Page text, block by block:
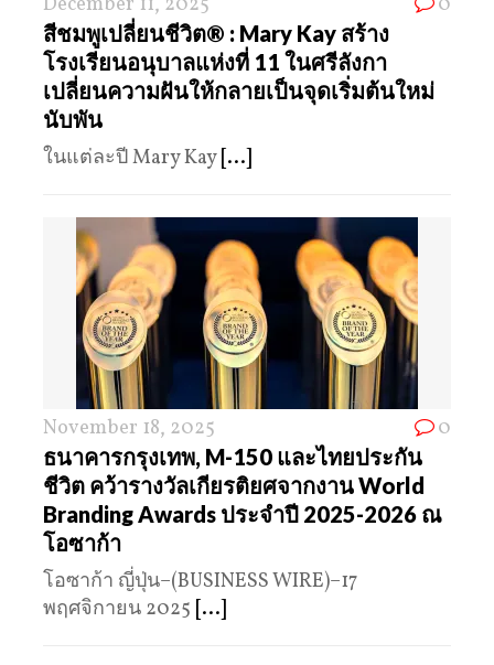
สีชมพูเปลี่ยนชีวิต® : Mary Kay สร้าง
โรงเรียนอนุบาลแห่งที่ 11 ในศรีลังกา
เปลี่ยนความฝันให้กลายเป็นจุดเริ่มต้นใหม่
นับพัน
ในแต่ละปี Mary Kay [...]
November 18, 2025 0
ธนาคารกรุงเทพ, M-150 และไทยประกัน
ชีวิต คว้ารางวัลเกียรติยศจากงาน World
Branding Awards ประจำปี 2025-2026 ณ
โอซาก้า
โอซาก้า ญี่ปุ่น–(BUSINESS WIRE)–17
พฤศจิกายน 2025 [...]